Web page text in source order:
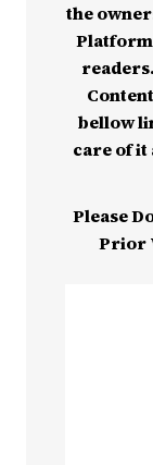
the
bellow
care of it
Please
Prior